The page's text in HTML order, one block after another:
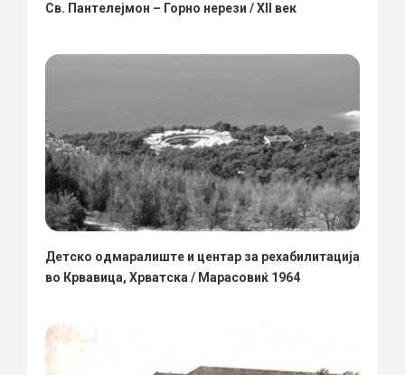
Св. Пантелејмон – Горно нерези / XII век
Детско одмаралиште и центар за рехабилитација
во Крвавица, Хрватска / Марасовиќ 1964